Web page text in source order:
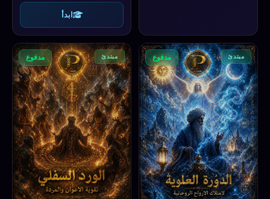
ابدأ
مبتدئ مدفوع مبتدئ مدفوع